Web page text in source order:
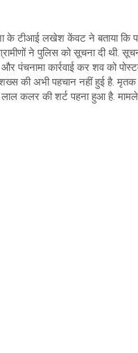
के टीआई लखेश केंवट ने बताया कि
ने पुलिस को सूचना दी थी.
पंचनामा कार्रवाई कर शव को
की अभी पहचान नहीं हुई है.
कलर की शर्ट पहना हुआ है.